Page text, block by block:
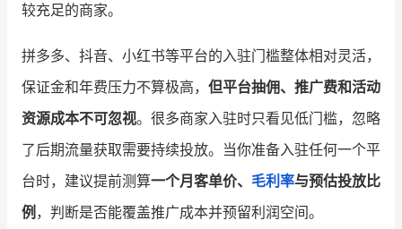
较充足的商家。
拼多多、抖音、小红书等平台的入驻门槛整体相对灵活，
保证金和年费压力不算极高， 但平台抽佣、推广费和活动
资源成本不可忽视。很多商家入驻时只看见低门槛，忽略
了后期流量获取需要持续投放。当你准备入驻任何一个平
台时，建议提前测算一个月客单价、 毛利率与预估投放比
例 ，判断是否能覆盖推广成本并预留利润空间。